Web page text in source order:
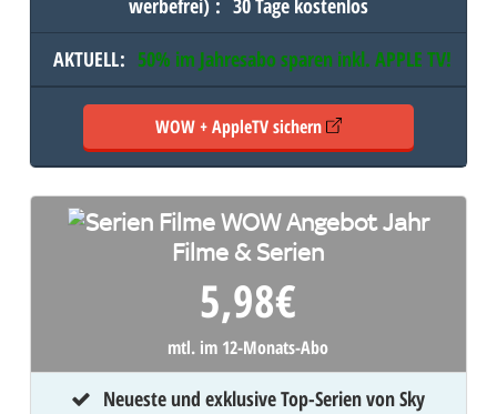
werbefrei) : 30 Tage kostenlos
AKTUELL: 50% im Jahresabo sparen inkl. APPLE TV!
WOW + AppleTV sichern
Filme & Serien
5,98€
mtl. im 12-Monats-Abo
Neueste und exklusive Top-Serien von Sky